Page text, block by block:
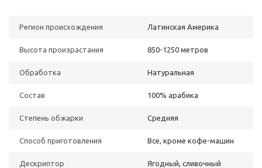
Регион происхождения Латинская Америка
Высота произрастания 850-1250 метров
Обработка Натуральная
Состав 100% арабика
Степень обжарки Средняя
Способ приготовления Все, кроме кофе-машин
Дескриптор Ягодный, сливочный